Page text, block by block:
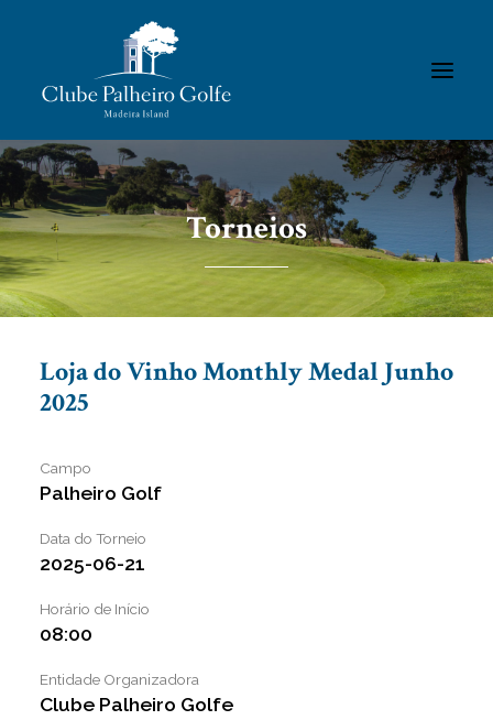
INÍCIO
O CLUBE
ACADEMIA
ASSOCIADOS / RESULTADOS
GALERIAS
REGULAMENTOS
LINKS ÚTEIS
NOTÍCIAS
Torneios
Loja do Vinho Monthly Medal Junho
2025
Campo
Palheiro Golf
Data do Torneio
2025-06-21
Horário de Início
08:00
Entidade Organizadora
Clube Palheiro Golfe